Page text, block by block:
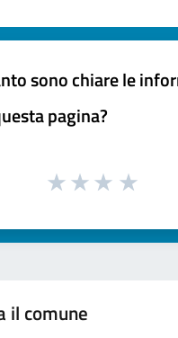
sono chiare le
pagina?
il comune